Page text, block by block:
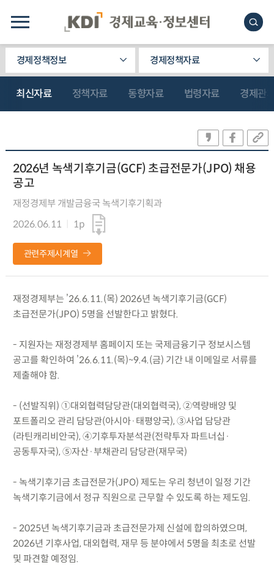
경제정책정보 경제정책자료
최신자료 정책자료 동향자료 법령자료 경제관
2026년 녹색기후기금(GCF) 초급전문가(JPO) 채용
공고
재정경제부 개발금융국 녹색기후기획과
2026.06.11
1p
관련주제시계열
재정경제부는 ’26.6.11.(목) 2026년 녹색기후기금(GCF)
초급전문가(JPO) 5명을 선발한다고 밝혔다.
- 지원자는 재정경제부 홈페이지 또는 국제금융기구 정보시스템
공고를 확인하여 ’26.6.11.(목)~9.4.(금) 기간 내 이메일로 서류를
제출해야 함.
- (선발직위) ①대외협력담당관(대외협력국), ②역량배양 및
포트폴리오 관리 담당관(아시아·태평양국), ③사업 담당관
(라틴캐리비안국), ④기후투자분석관(전략투자 파트너십·
공동투자국), ⑤자산·부채관리 담당관(재무국)
- 녹색기후기금 초급전문가(JPO) 제도는 우리 청년이 일정 기간
녹색기후기금에서 정규 직원으로 근무할 수 있도록 하는 제도임.
- 2025년 녹색기후기금과 초급전문가제 신설에 합의하였으며,
2026년 기후사업, 대외협력, 재무 등 분야에서 5명을 최초로 선발
및 파견할 예정임.